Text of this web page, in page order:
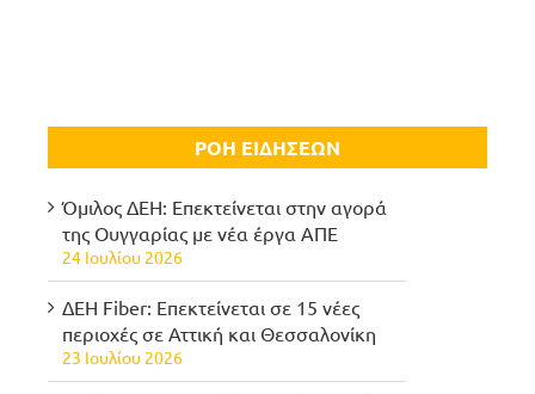
ΡΟΗ ΕΙΔΗΣΕΩΝ
Όμιλος ΔΕΗ: Επεκτείνεται στην αγορά
της Ουγγαρίας με νέα έργα ΑΠΕ
24 Ιουλίου 2026
ΔΕΗ Fiber: Επεκτείνεται σε 15 νέες
περιοχές σε Αττική και Θεσσαλονίκη
23 Ιουλίου 2026